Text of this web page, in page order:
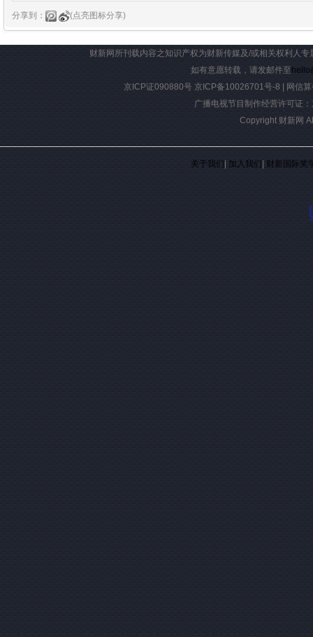
分享到： (点亮图标分享)
财新网所刊载内容之知识产权为财新传媒及/或相关权利人
如有意愿转载，请发邮件至
京ICP证090880号 京ICP备10026701号-8
网信
广播电视节目制作经营许可证
Copyright 财新网
关于我们 加入我们 财新国际奖